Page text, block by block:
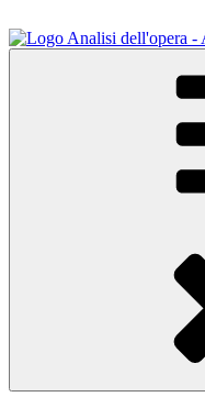
al
contenuto
Osservare le opere d'arte